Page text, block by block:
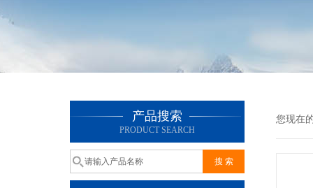
产品搜索
PRODUCT SEARCH
您现在